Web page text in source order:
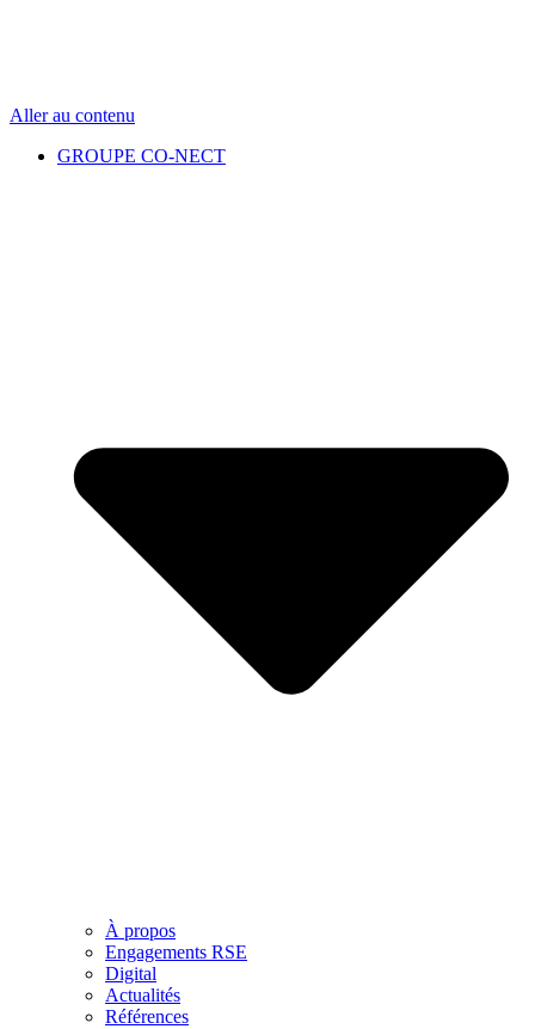
Aller au contenu
GROUPE CO-NECT
À propos
Engagements RSE
Digital
Actualités
Références